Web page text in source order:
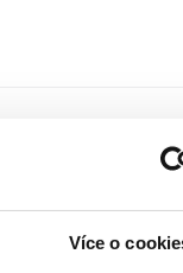
Více o